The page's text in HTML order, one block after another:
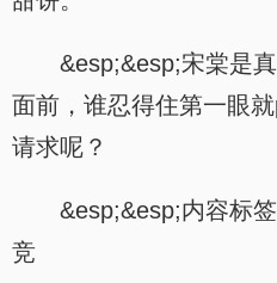
&esp;&esp;宋棠是
面前，谁忍得住第一眼
请求呢？
&esp;&esp;内容标
竞